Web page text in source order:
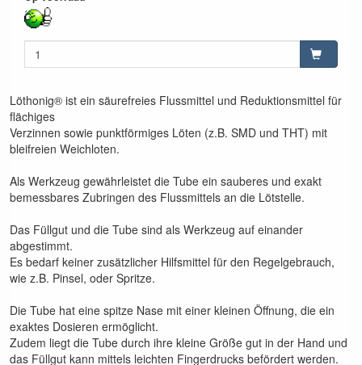
Löthonig® ist ein säurefreies Flussmittel und Reduktionsmittel für
flächiges
Verzinnen sowie punktförmiges Löten (z.B. SMD und THT) mit
bleifreien Weichloten.
Als Werkzeug gewährleistet die Tube ein sauberes und exakt
bemessbares Zubringen des Flussmittels an die Lötstelle.
Das Füllgut und die Tube sind als Werkzeug auf einander
abgestimmt.
Es bedarf keiner zusätzlicher Hilfsmittel für den Regelgebrauch,
wie z.B. Pinsel, oder Spritze.
Die Tube hat eine spitze Nase mit einer kleinen Öffnung, die ein
exaktes Dosieren ermöglicht.
Zudem liegt die Tube durch ihre kleine Größe gut in der Hand und
das Füllgut kann mittels leichten Fingerdrucks befördert werden.